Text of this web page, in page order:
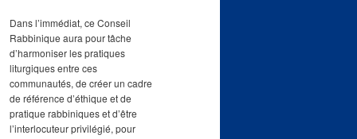
Dans l’immédiat, ce Conseil
Rabbinique aura pour tâche
d’harmoniser les pratiques
liturgiques entre ces
communautés, de créer un cadre
de référence d’éthique et de
pratique rabbiniques et d’être
l’interlocuteur privilégié, pour